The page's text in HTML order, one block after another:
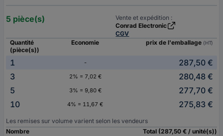
5 pièce(s)
Vente et expédition :
Conrad Electronic
CGV
Quantité
(pièce(s))
Economie prix de l'emballage (HT)
1 -
287,50 €
3
2% = 7,02 €
280,48 €
5
3% = 9,80 €
277,70 €
10
4% = 11,67 € 275,83 €
Les remises sur volume varient selon les vendeurs
Nombre
Total (287,50 € / unité(s))